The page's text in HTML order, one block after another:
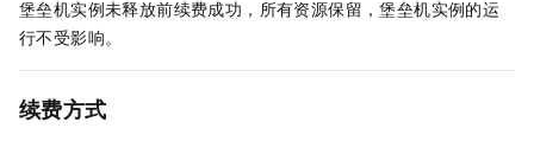
堡垒机实例未释放前续费成功，所有资源保留，堡垒机实例的运
行不受影响。
续费方式